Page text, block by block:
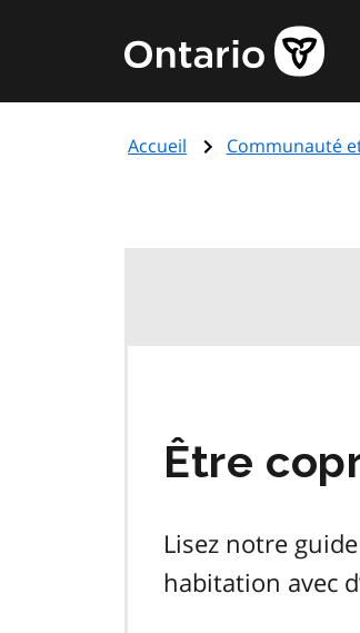
principal
Page
d'accueil
de
Accueil Communauté
Être
Lisez notre
habitation avec